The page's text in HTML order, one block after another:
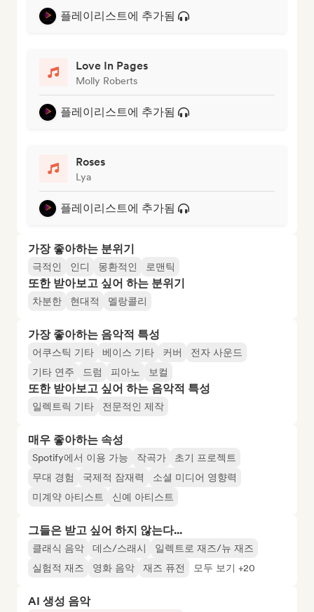
플레이리스트에 추가됨
Love In Pages
Molly Roberts
플레이리스트에 추가됨
Roses
Lya
플레이리스트에 추가됨
가장 좋아하는 분위기
극적인 인디 몽환적인 로맨틱
또한 받아보고 싶어 하는 분위기
차분한 현대적 멜랑콜리
가장 좋아하는 음악적 특성
어쿠스틱 기타 베이스 기타 커버
전자 사운드
기타 연주
드럼 피아노 보컬
또한 받아보고 싶어 하는 음악적 특성
일렉트릭 기타 전문적인 제작
매우 좋아하는 속성
Spotify에서 이용 가능 작곡가
초기 프로젝트
무대 경험
국제적 잠재력
소셜 미디어 영향력
미계약 아티스트
신예 아티스트
그들은 받고 싶어 하지 않는다...
클래식 음악 데스/스래시
일렉트로 재즈/뉴 재즈
실험적 재즈
영화 음악 재즈 퓨전 모두 보기 +20
AI 생성 음악